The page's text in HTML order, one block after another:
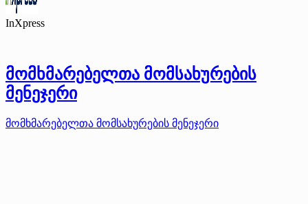
InXpress
მომხმარებელთა მომსახურების
მენეჯერი
მომხმარებელთა მომსახურების მენეჯერი